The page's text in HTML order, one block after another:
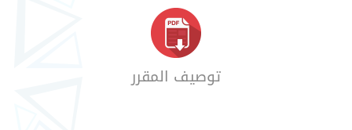
توصيف المقرر